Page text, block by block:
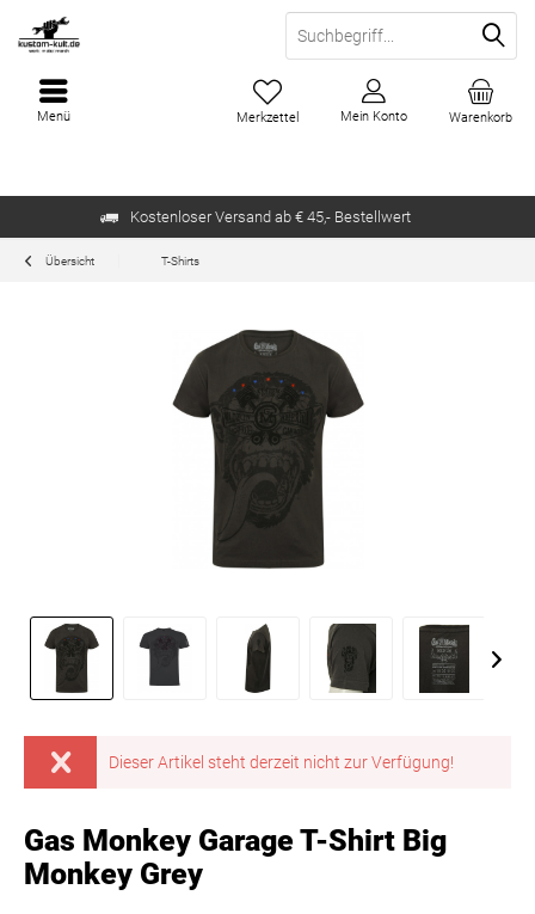
Kostenloser Versand ab € 45,- Bestellwert
Warenkorb
Merkzettel Mein Konto
Menü
Übersicht T-Shirts
Dieser Artikel steht derzeit nicht zur Verfügung!
Gas Monkey Garage T-Shirt Big
Monkey Grey